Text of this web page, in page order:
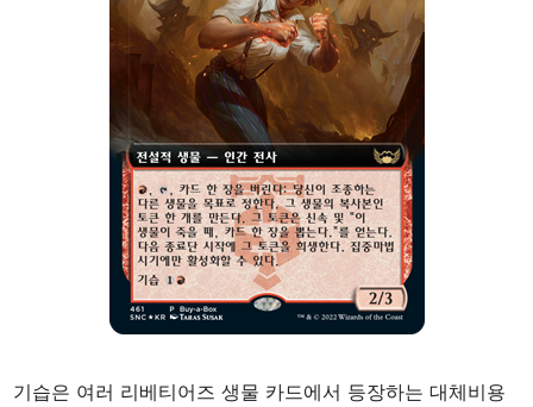
기습은 여러 리베티어즈 생물 카드에서 등장하는 대체비용